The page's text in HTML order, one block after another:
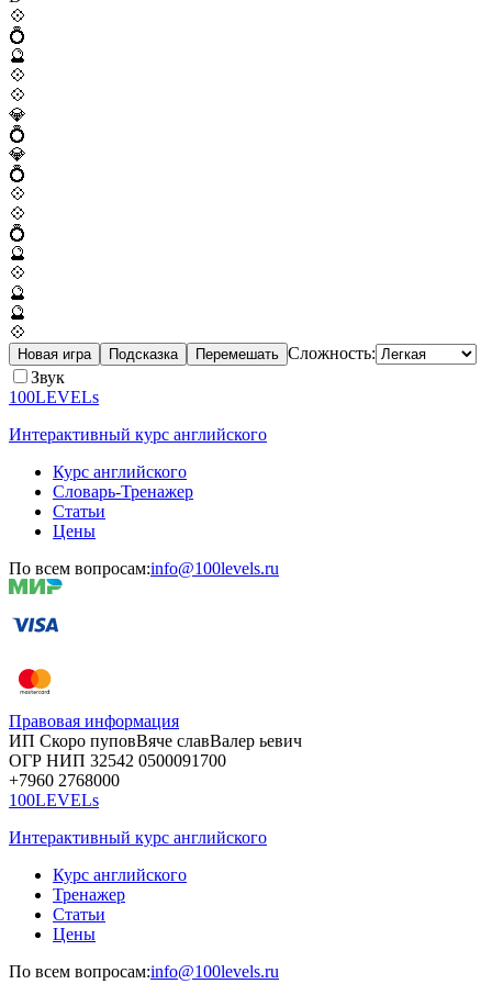
💠
💍
🔮
💠
💠
💎
💍
💎
💍
💠
💠
💍
🔮
💠
🔮
🔮
💠
Новая игра Подсказка Перемешать Сложность:
Звук
100LEVELs
Интерактивный курс английского
Курс английского
Словарь-Тренажер
Статьи
Цены
По всем вопросам:info@100levels.ru
Правовая информация
ИП Скоро пуповВяче славВалер ьевич
ОГР НИП 32542 0500091700
+7960 2768000
100LEVELs
Интерактивный курс английского
Курс английского
Тренажер
Статьи
Цены
По всем вопросам:info@100levels.ru